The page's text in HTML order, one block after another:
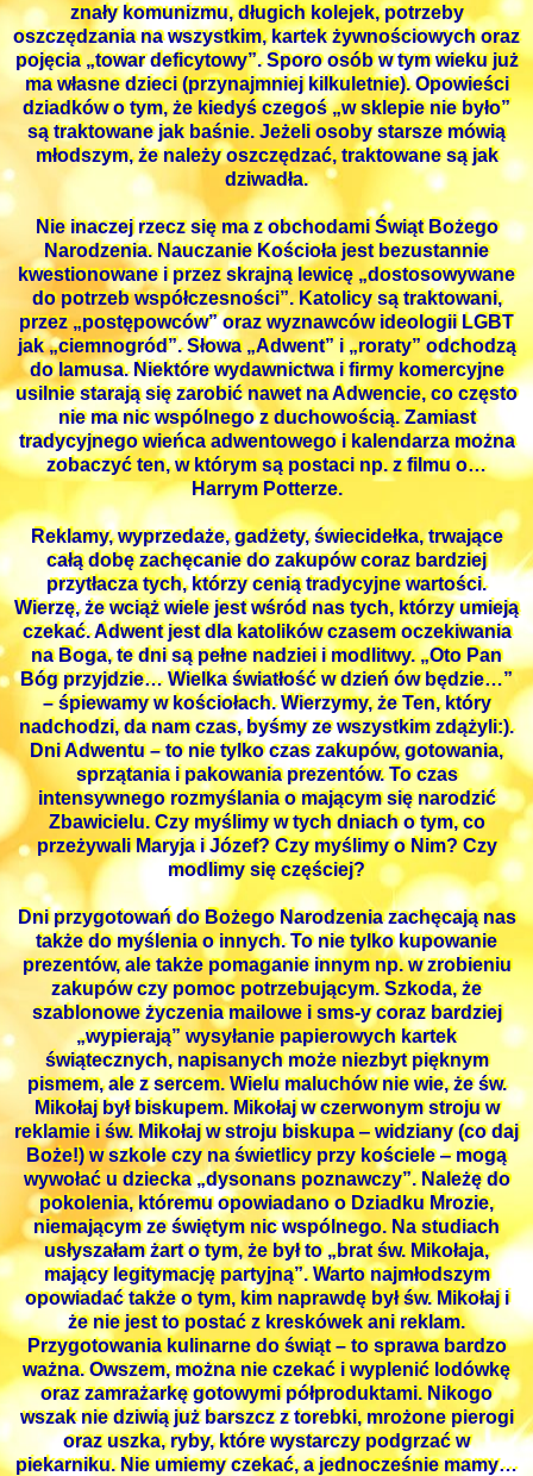
znały komunizmu, długich kolejek, potrzeby
oszczędzania na wszystkim, kartek żywnościowych oraz
pojęcia „towar deficytowy”. Sporo osób w tym wieku już
ma własne dzieci (przynajmniej kilkuletnie). Opowieści
dziadków o tym, że kiedyś czegoś „w sklepie nie było”
są traktowane jak baśnie. Jeżeli osoby starsze mówią
młodszym, że należy oszczędzać, traktowane są jak
dziwadła.
Nie inaczej rzecz się ma z obchodami Świąt Bożego
Narodzenia. Nauczanie Kościoła jest bezustannie
kwestionowane i przez skrajną lewicę „dostosowywane
do potrzeb współczesności”. Katolicy są traktowani,
przez „postępowców” oraz wyznawców ideologii LGBT
jak „ciemnogród”. Słowa „Adwent” i „roraty” odchodzą
do lamusa. Niektóre wydawnictwa i firmy komercyjne
usilnie starają się zarobić nawet na Adwencie, co często
nie ma nic wspólnego z duchowością. Zamiast
tradycyjnego wieńca adwentowego i kalendarza można
zobaczyć ten, w którym są postaci np. z filmu o…
Harrym Potterze.
Reklamy, wyprzedaże, gadżety, świecidełka, trwające
całą dobę zachęcanie do zakupów coraz bardziej
przytłacza tych, którzy cenią tradycyjne wartości.
Wierzę, że wciąż wiele jest wśród nas tych, którzy umieją
czekać. Adwent jest dla katolików czasem oczekiwania
na Boga, te dni są pełne nadziei i modlitwy. „Oto Pan
Bóg przyjdzie… Wielka światłość w dzień ów będzie…”
– śpiewamy w kościołach. Wierzymy, że Ten, który
nadchodzi, da nam czas, byśmy ze wszystkim zdążyli:).
Dni Adwentu – to nie tylko czas zakupów, gotowania,
sprzątania i pakowania prezentów. To czas
intensywnego rozmyślania o mającym się narodzić
Zbawicielu. Czy myślimy w tych dniach o tym, co
przeżywali Maryja i Józef? Czy myślimy o Nim? Czy
modlimy się częściej?
Dni przygotowań do Bożego Narodzenia zachęcają nas
także do myślenia o innych. To nie tylko kupowanie
prezentów, ale także pomaganie innym np. w zrobieniu
zakupów czy pomoc potrzebującym. Szkoda, że
szablonowe życzenia mailowe i sms-y coraz bardziej
„wypierają” wysyłanie papierowych kartek
świątecznych, napisanych może niezbyt pięknym
pismem, ale z sercem. Wielu maluchów nie wie, że św.
Mikołaj był biskupem. Mikołaj w czerwonym stroju w
reklamie i św. Mikołaj w stroju biskupa ‒ widziany (co daj
Boże!) w szkole czy na świetlicy przy kościele ‒ mogą
wywołać u dziecka „dysonans poznawczy”. Należę do
pokolenia, któremu opowiadano o Dziadku Mrozie,
niemającym ze świętym nic wspólnego. Na studiach
usłyszałam żart o tym, że był to „brat św. Mikołaja,
mający legitymację partyjną”. Warto najmłodszym
opowiadać także o tym, kim naprawdę był św. Mikołaj i
że nie jest to postać z kreskówek ani reklam.
Przygotowania kulinarne do świąt – to sprawa bardzo
ważna. Owszem, można nie czekać i wyplenić lodówkę
oraz zamrażarkę gotowymi półproduktami. Nikogo
wszak nie dziwią już barszcz z torebki, mrożone pierogi
oraz uszka, ryby, które wystarczy podgrzać w
piekarniku. Nie umiemy czekać, a jednocześnie mamy…